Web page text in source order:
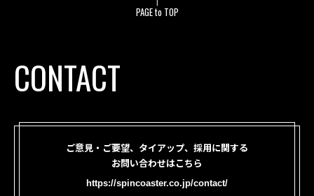
PAGE to TOP
CONTACT
ご意見・ご要望、タイアップ、採用に関する
お問い合わせはこちら
https://spincoaster.co.jp/contact/